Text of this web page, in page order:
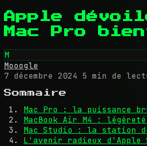
Apple
Mac Pro
M
Mooogle
7 décembre 2024 5 min de
Sommaire
Mac Pro : la puissance
MacBook Air M4 :
Mac Studio : la station
L'avenir radieux d'Apple